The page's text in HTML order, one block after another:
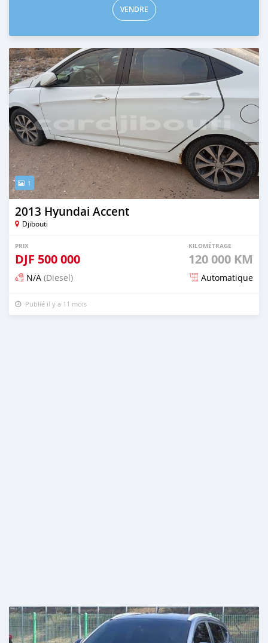
VENDRE
1
2013 Hyundai Accent
Djibouti
PRIX
DJF 500 000
KILOMÉTRAGE
120 000 KM
N/A (Diesel) Automatique
Publié il y a 11 mois